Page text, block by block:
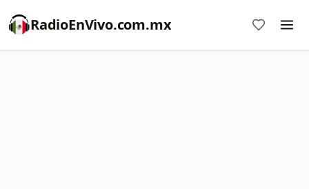
RadioEnVivo.com.mx